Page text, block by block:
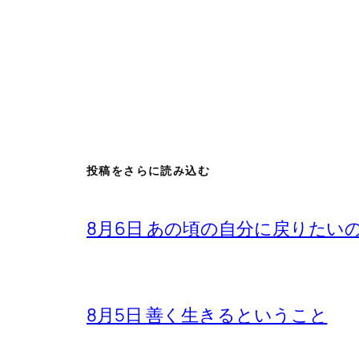
投稿をさらに読み込む
8月6日 あの頃の自分に戻りたい
8月5日 善く生きるということ